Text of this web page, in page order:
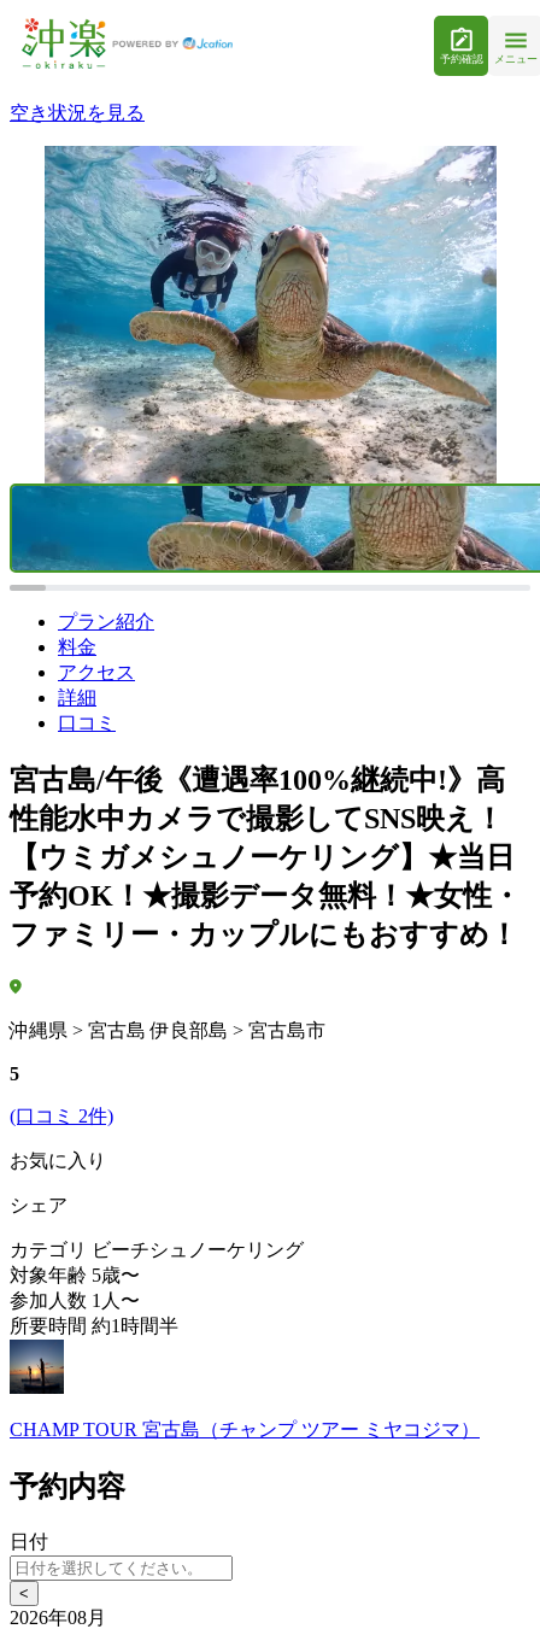
予約確認 メニュー
空き状況を見る
プラン紹介
料金
アクセス
詳細
口コミ
宮古島/午後《遭遇率100%継続中!》高
性能水中カメラで撮影してSNS映え！
【ウミガメシュノーケリング】★当日
予約OK！★撮影データ無料！★女性・
ファミリー・カップルにもおすすめ！
沖縄県 > 宮古島 伊良部島 > 宮古島市
5
(口コミ 2件)
お気に入り
シェア
カテゴリ
ビーチシュノーケリング
対象年齢 5歳〜
参加人数 1人〜
所要時間 約1時間半
CHAMP TOUR 宮古島（チャンプ ツアー ミヤコジマ）
予約内容
日付
<
2026年08月